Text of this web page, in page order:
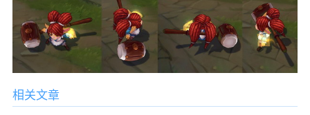
相关文章